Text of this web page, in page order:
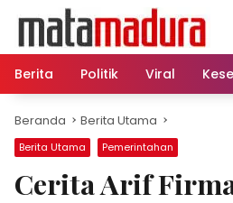
konten
Berita
Politik Viral
Beranda Berita Utama
Berita Utama Pemerintahan
Cerita Arif